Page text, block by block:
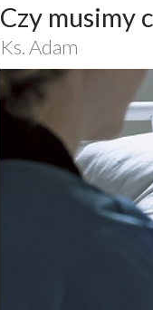
Czy musimy
Ks. Adam